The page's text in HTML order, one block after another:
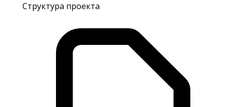
Структура проекта